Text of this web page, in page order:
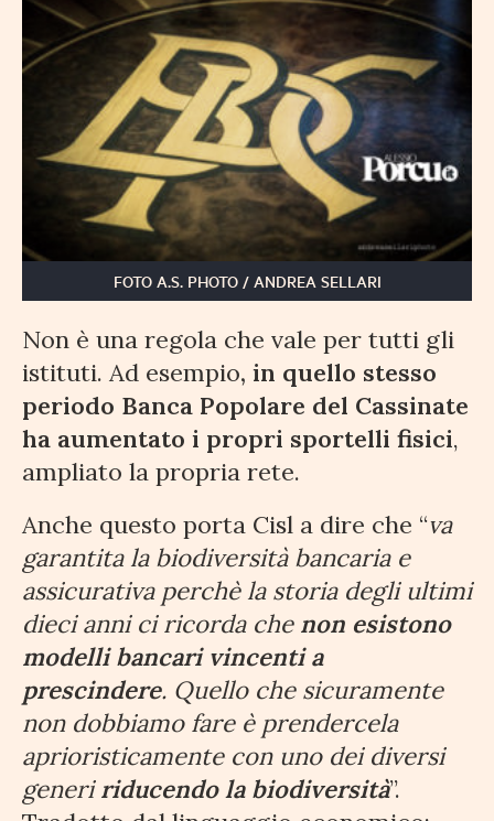
FOTO A.S. PHOTO / ANDREA SELLARI
Non è una regola che vale per tutti gli
istituti. Ad esempio, in quello stesso
periodo Banca Popolare del Cassinate
ha aumentato i propri sportelli fisici,
ampliato la propria rete.
Anche questo porta Cisl a dire che “va
garantita la biodiversità bancaria e
assicurativa perchè la storia degli ultimi
dieci anni ci ricorda che non esistono
modelli bancari vincenti a
prescindere. Quello che sicuramente
non dobbiamo fare è prendercela
aprioristicamente con uno dei diversi
geneririducendo la biodiversità”.